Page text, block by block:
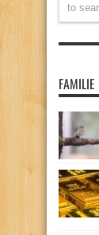
FAMILIE